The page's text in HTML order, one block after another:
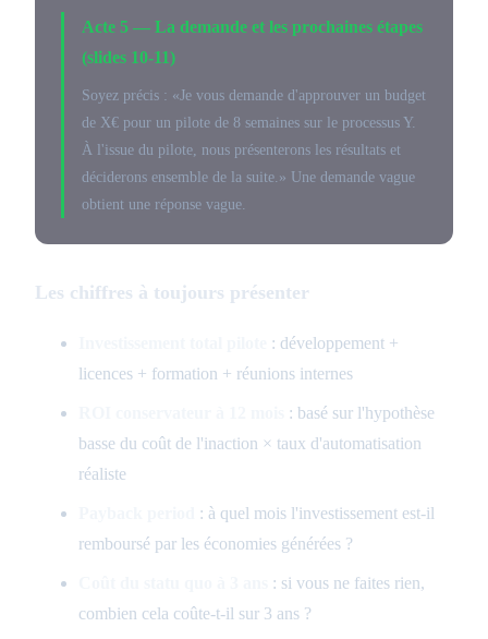
Acte 5 — La demande et les prochaines étapes
(slides 10-11)
Soyez précis : «Je vous demande d'approuver un budget
de X€ pour un pilote de 8 semaines sur le processus Y.
À l'issue du pilote, nous présenterons les résultats et
déciderons ensemble de la suite.» Une demande vague
obtient une réponse vague.
Les chiffres à toujours présenter
: développement +
licences + formation + réunions internes
: basé sur l'hypothèse
basse du coût de l'inaction × taux d'automatisation
réaliste
: à quel mois l'investissement est-il
remboursé par les économies générées ?
: si vous ne faites rien,
combien cela coûte-t-il sur 3 ans ?